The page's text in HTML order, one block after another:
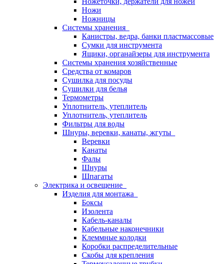
Ножи
Ножницы
Системы хранения
Канистры, ведра, банки пластмассовые
Сумки для инструмента
Ящики, органайзеры для инструмента
Системы хранения хозяйственные
Средства от комаров
Сушилка для посуды
Сушилки для белья
Термометры
Уплотнитель, утеплитель
Уплотнитель, утеплитель
Фильтры для воды
Шнуры, веревки, канаты, жгуты
Веревки
Канаты
Фалы
Шнуры
Шпагаты
Электрика и освещение
Изделия для монтажа
Боксы
Изолента
Кабель-каналы
Кабельные наконечники
Клеммные колодки
Коробки распределительные
Скобы для крепления